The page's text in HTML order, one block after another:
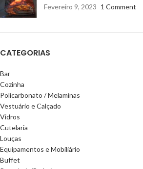
Fevereiro 9, 2023 1 Comment
CATEGORIAS
Bar
Cozinha
Policarbonato / Melaminas
Vestuário e Calçado
Vidros
Cutelaria
Louças
Equipamentos e Mobiliário
Buffet